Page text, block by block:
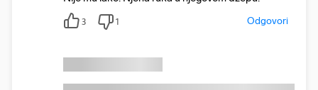
3 1 Odgovori